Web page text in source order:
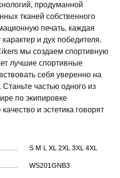
продуманной
тканей собственного
печать, каждая
и дух победителя.
мы создаем спортивную
лучшие спортивные
себя уверенно на
частью одного из
по экипировке
и эстетика говорят
SM LXL2XL3XL4XL
WS201GNB3